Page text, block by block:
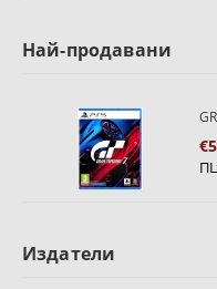
Най-продавани
Издатели